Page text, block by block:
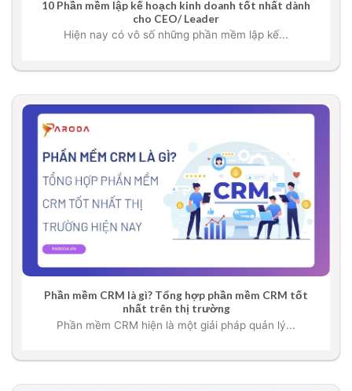
10 Phần mềm lập kế hoạch kinh doanh tốt nhất dành
cho CEO/ Leader
Hiện nay có vô số những phần mềm lập kế...
Phần mềm CRM là gì? Tổng hợp phần mềm CRM tốt
nhất trên thị trường
Phần mềm CRM hiện là một giải pháp quản lý...